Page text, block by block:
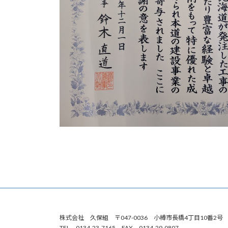
株式会社 久保組 〒047-0036 小樽市長橋4丁目10番2